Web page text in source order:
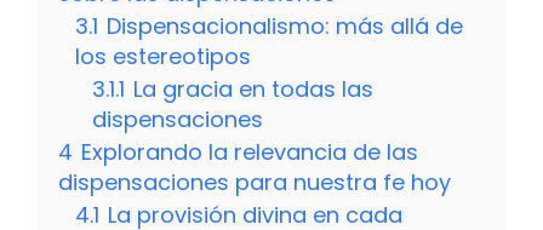
3.1 Dispensacionalismo: más allá de
los estereotipos
3.1.1 La gracia en todas las
dispensaciones
4 Explorando la relevancia de las
dispensaciones para nuestra fe hoy
4.1 La provisión divina en cada